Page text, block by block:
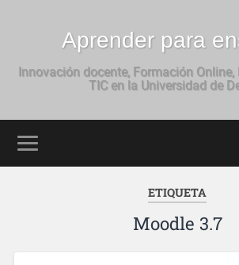
Aprender para
Innovación docente, Formación
TIC en la Universidad de
ETIQUETA
Moodle 3.7